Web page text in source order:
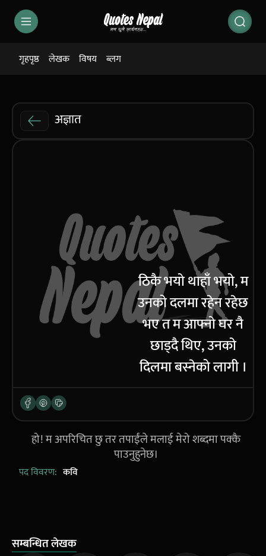
गृहपृष्ठ लेखक विषय ब्लग
अज्ञात
ठिकै भयो थाहाँ भयो, म
उनको दलमा रहेन रहेछ
भए त म आफ्नो घर नै
छाड्दै थिए, उनको
दिलमा बस्नेको लागी ।
हो! म अपरिचित छु तर तपाईंले मलाई मेरो शब्दमा पक्कै
पाउनुहुनेछ।
पद विवरण: कवि
सम्बन्धित लेखक